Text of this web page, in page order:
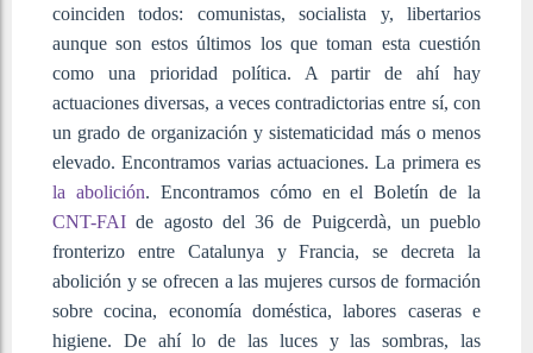
coinciden todos: comunistas, socialista y, libertarios
aunque son estos últimos los que toman esta cuestión
como una prioridad política. A partir de ahí hay
actuaciones diversas, a veces contradictorias entre sí, con
un grado de organización y sistematicidad más o menos
elevado. Encontramos varias actuaciones. La primera es
la abolición. Encontramos cómo en el Boletín de la
CNT-FAI de agosto del 36 de Puigcerdà, un pueblo
fronterizo entre Catalunya y Francia, se decreta la
abolición y se ofrecen a las mujeres cursos de formación
sobre cocina, economía doméstica, labores caseras e
higiene. De ahí lo de las luces y las sombras, las